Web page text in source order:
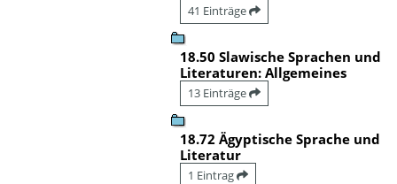
41 Einträge
18.50 Slawische Sprachen und
Literaturen: Allgemeines
13 Einträge
18.72 Ägyptische Sprache und
Literatur
1 Eintrag